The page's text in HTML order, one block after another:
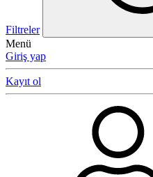
Filtreler
Menü
Giriş yap
Kayıt ol